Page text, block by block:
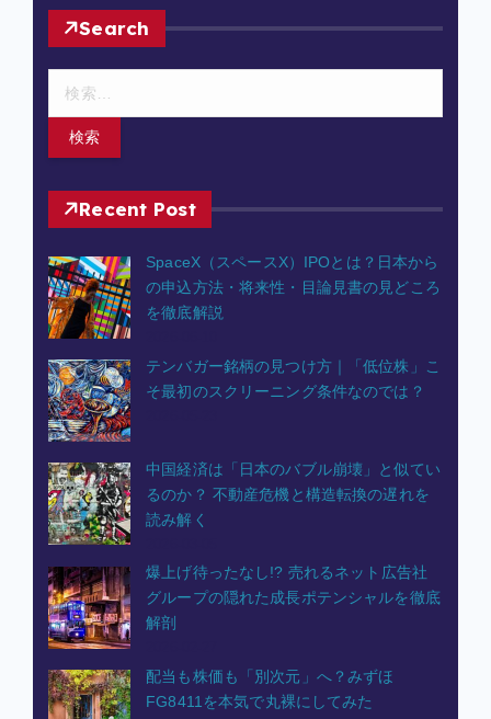
Search
Recent Post
SpaceX（スペースX）IPOとは？日本から
の申込方法・将来性・目論見書の見どころ
を徹底解説
テンバガー銘柄の見つけ方｜「低位株」こ
そ最初のスクリーニング条件なのでは？
中国経済は「日本のバブル崩壊」と似てい
るのか？ 不動産危機と構造転換の遅れを
読み解く
爆上げ待ったなし!? 売れるネット広告社
グループの隠れた成長ポテンシャルを徹底
解剖
配当も株価も「別次元」へ？みずほ
FG8411を本気で丸裸にしてみた